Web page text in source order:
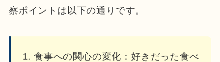
察ポイントは以下の通りです。
食事への関心の変化：好きだった食べ